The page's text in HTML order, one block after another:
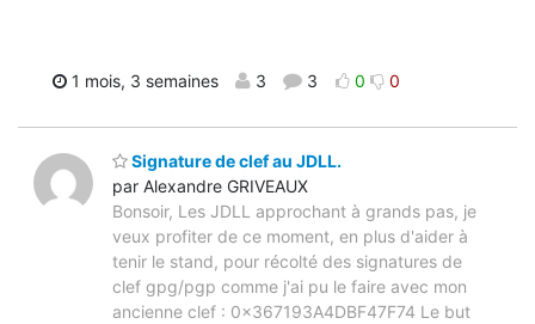
1 mois, 3 semaines 3 3 0 0
Signature de clef au JDLL.
par Alexandre GRIVEAUX
Bonsoir, Les JDLL approchant à grands pas, je
veux profiter de ce moment, en plus d'aider à
tenir le stand, pour récolté des signatures de
clef gpg/pgp comme j'ai pu le faire avec mon
ancienne clef : 0x367193A4DBF47F74 Le but